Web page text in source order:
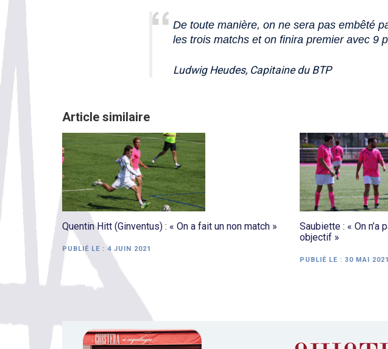
De toute manière, on ne sera pas embêté
les trois matchs et on finira premier avec 9
Ludwig Heudes, Capitaine du BTP
Article similaire
Quentin Hitt (Ginventus) : « On a fait un non match »
PUBLIÉ LE : 4 JUIN 2021
Saubiette : « On n’a
objectif »
PUBLIÉ LE : 30 MAI 2021